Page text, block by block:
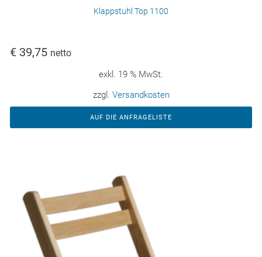
Klappstuhl Top 1100
€ 39,75 netto
exkl. 19 % MwSt.
zzgl. Versandkosten
AUF DIE ANFRAGELISTE